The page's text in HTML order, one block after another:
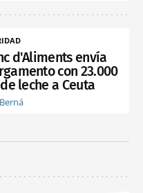
d'Aliments envía
con 23.000
leche a Ceuta